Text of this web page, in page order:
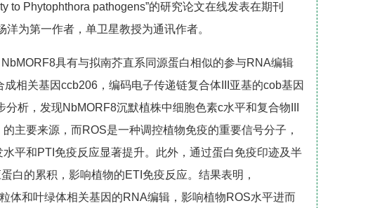
Phytophthora pathogens”的研究论文在线发表在期刊
为第一作者，单卫星教授为通讯作者。
具有与拟南芥直系同源蛋白相似的参与RNA编辑
相关基因ccb206，编码电子传递链复合体III亚基的cob基因
析，发现NbMORF8沉默植株中细胞色素c水平和复合物III
主要来源，而ROS是一种调控植物免疫的重要信号分子，
平和PTI免疫反应显著提升。此外，通过蛋白免疫印迹及半
白的累积，影响植物的ETI免疫反应。结果表明，
体和叶绿体相关基因的RNA编辑，影响植物ROS水平进而